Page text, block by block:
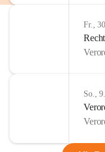
Fr.,
So.,